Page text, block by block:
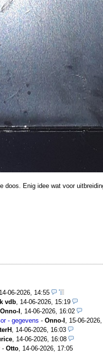
doos. Enig idee wat voor
14-06-2026, 14:55
vdb
14-06-2026, 15:19
Onno-I
14-06-2026, 16:02
- gegevens - Onno-I
15-06-
14-06-2026, 16:03
14-06-2026, 16:08
- Otto 14-06-2026, 17:05